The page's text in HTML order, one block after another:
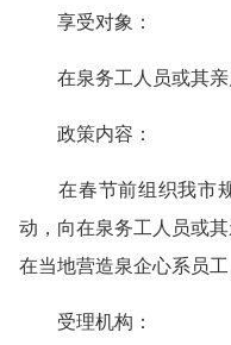
享受对象：
在泉务工人员或其亲
政策内容：
在春节前组织我市规
动，向在泉务工人员或
在当地营造泉企心系员
受理机构：